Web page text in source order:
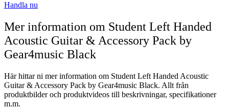
Handla nu
Mer information om Student Left Handed
Acoustic Guitar & Accessory Pack by
Gear4music Black
Här hittar ni mer information om Student Left Handed Acoustic
Guitar & Accessory Pack by Gear4music Black. Allt från
produktbilder och produktvideos till beskrivningar, specifikationer
m.m.